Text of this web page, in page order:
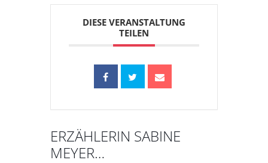
DIESE VERANSTALTUNG
TEILEN
ERZÄHLERIN SABINE
MEYER…